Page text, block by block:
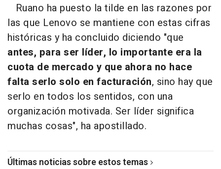
Ruano ha puesto la tilde en las razones por
las que Lenovo se mantiene con estas cifras
históricas y ha concluido diciendo "que
antes, para ser líder, lo importante era la
cuota de mercado y que ahora no hace
falta serlo solo en facturación, sino hay que
serlo en todos los sentidos, con una
organización motivada. Ser líder significa
muchas cosas", ha apostillado.
Últimas noticias sobre estos temas